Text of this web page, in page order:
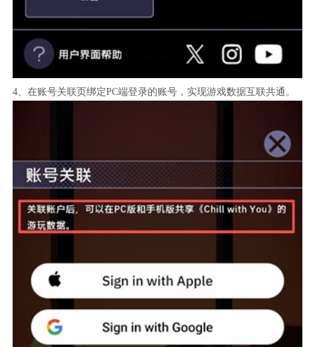
4、在账号关联页绑定PC端登录的账号，实现游戏数据互联共通。